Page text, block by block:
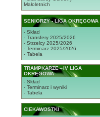
Małoletnich
SENIORZY - LIGA OKRĘGOWA
- Skład
- Transfery 2025/2026
- Strzelcy 2025/2026
- Terminarz 2025/2026
- Tabela
TRAMPKARZE - IV LIGA
OKRĘGOWA
- Skład
- Terminarz i wyniki
- Tabela
CIEKAWOSTKI